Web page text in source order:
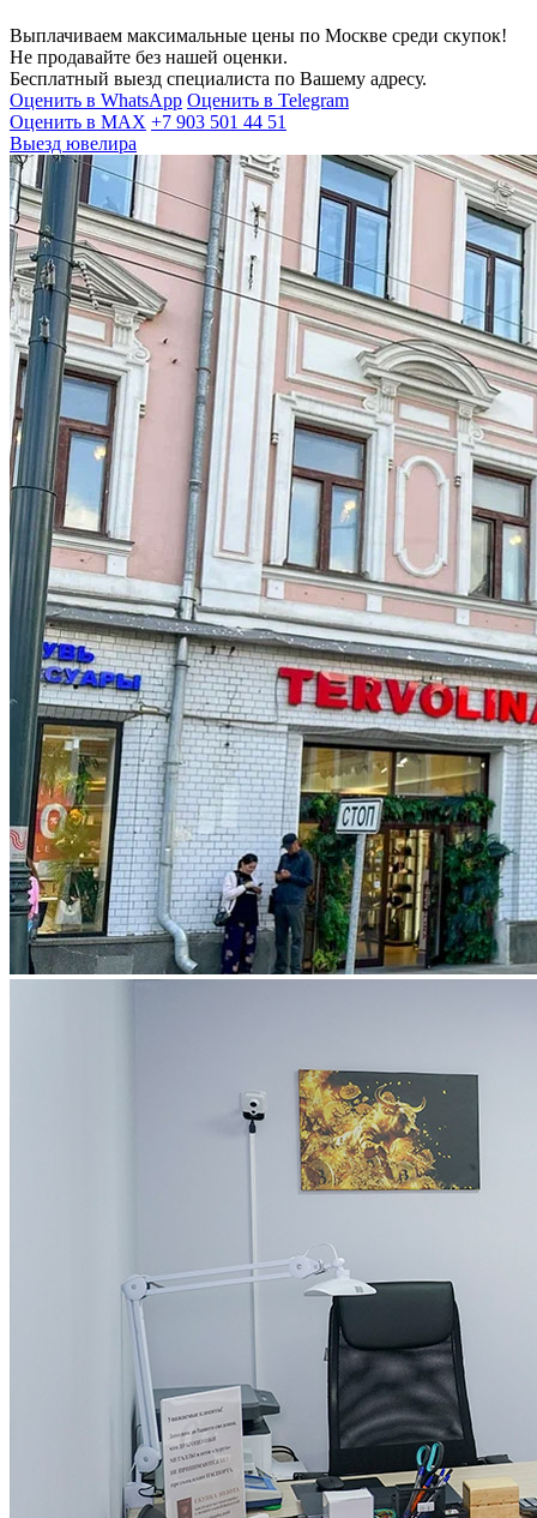
Выплачиваем максимальные цены по Москве среди скупок!
Не продавайте без нашей оценки.
Бесплатный выезд специалиста по Вашему адресу.
Оценить в WhatsApp Оценить в Telegram
Оценить в MAX +7 903 501 44 51
Выезд ювелира